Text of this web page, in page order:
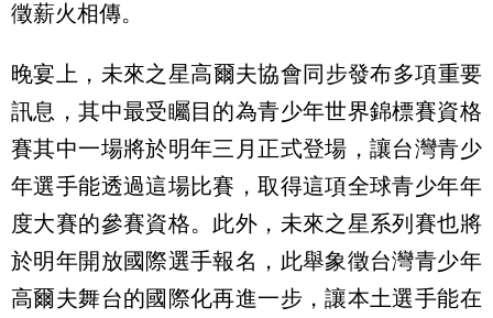
徵薪火相傳。
晚宴上，未來之星高爾夫協會同步發布多項重要
訊息，其中最受矚目的為青少年世界錦標賽資格
賽其中一場將於明年三月正式登場，讓台灣青少
年選手能透過這場比賽，取得這項全球青少年年
度大賽的參賽資格。此外， 未來之星系列賽也將
於明年開放國際選手報名， 此舉象徵台灣青少年
高爾夫舞台的國際化再進一步，讓本土選手能在